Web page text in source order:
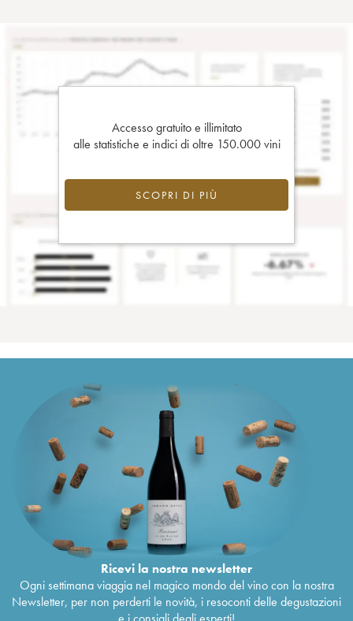
Accesso gratuito e illimitato
alle statistiche e indici di oltre 150.000 vini
SCOPRI DI PIÙ
Ricevi la nostra newsletter
Ogni settimana viaggia nel magico mondo del vino con la nostra
Newsletter, per non perderti le novità, i resoconti delle degustazioni